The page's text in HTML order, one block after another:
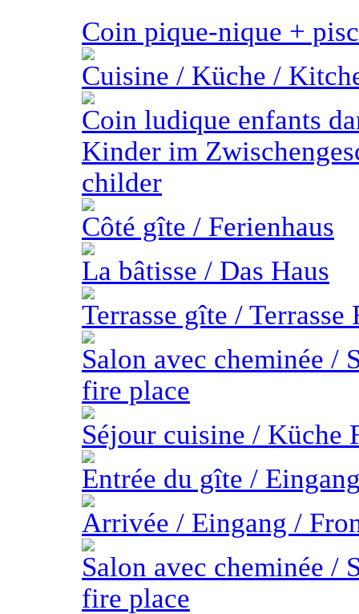
Coin pique-nique +
Cuisine / Küche /
Coin ludique enfants
Kinder im
childer
Côté gîte / Ferienhaus
La bâtisse / Das Haus
Terrasse gîte / Terrasse
Salon avec cheminée
fire place
Séjour cuisine / Küche
Entrée du gîte /
Arrivée / Eingang /
Salon avec cheminée
fire place